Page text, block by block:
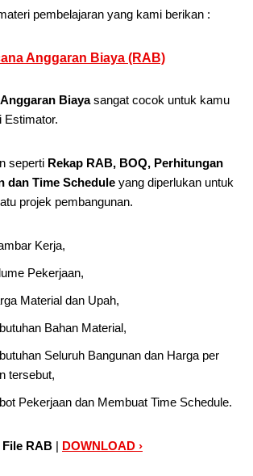
pembelajaran yang kami berikan :
Anggaran Biaya (RAB)
Biayasangat cocok untuk kamu
Estimator.
seperti Rekap RAB, BOQ, Perhitungan
dan Time Schedule yang diperlukan untuk
projek pembangunan.
Kerja,
Pekerjaan,
Material dan Upah,
Bahan Material,
Seluruh Bangunan dan Harga per
tersebut,
Pekerjaan dan Membuat Time Schedule.
File RAB | DOWNLOAD ›